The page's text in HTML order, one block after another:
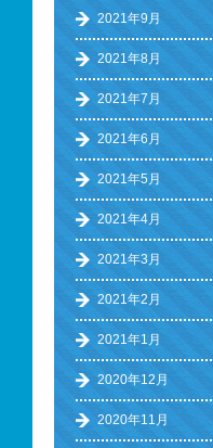
2021年9月
2021年8月
2021年7月
2021年6月
2021年5月
2021年4月
2021年3月
2021年2月
2021年1月
2020年12月
2020年11月